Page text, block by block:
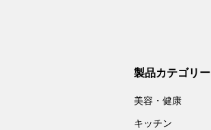
製品カテゴリー
美容・健康
キッチン